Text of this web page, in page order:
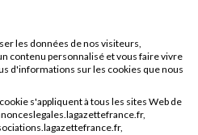
les données de nos visiteurs,
contenu personnalisé et vous faire vivre
d'informations sur les cookies que nous
s'appliquent à tous les sites Web de